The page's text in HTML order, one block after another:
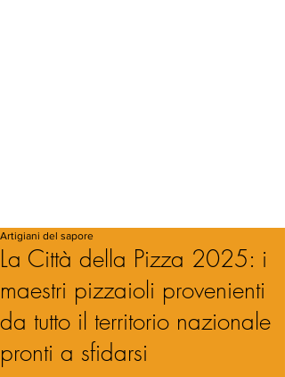
La Città della Pizza 2025: i
maestri pizzaioli provenienti
da tutto il territorio nazionale
pronti a sfidarsi
Artigiani del sapore